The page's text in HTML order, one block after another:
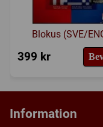
Blokus (SVE/
399 kr
Information